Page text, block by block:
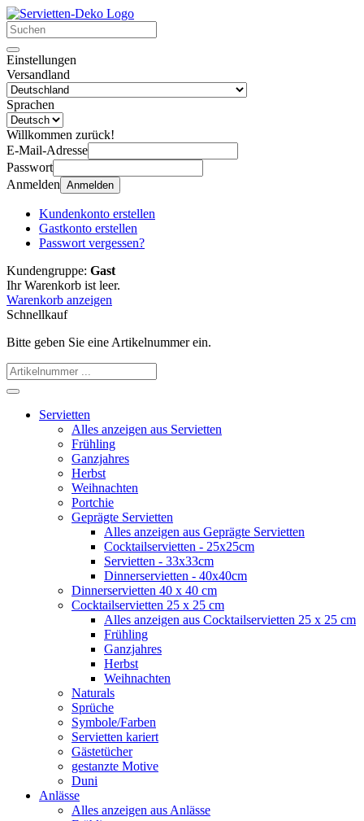
Einstellungen
Versandland
Sprachen
Willkommen zurück!
E-Mail-Adresse
Passwort
Anmelden Anmelden
Kundenkonto erstellen
Gastkonto erstellen
Passwort vergessen?
Kundengruppe: Gast
Ihr Warenkorb ist leer.
Warenkorb anzeigen
Schnellkauf
Bitte geben Sie eine Artikelnummer ein.
Servietten
Alles anzeigen aus Servietten
Frühling
Ganzjahres
Herbst
Weihnachten
Portchie
Geprägte Servietten
Alles anzeigen aus Geprägte Servietten
Cocktailservietten - 25x25cm
Servietten - 33x33cm
Dinnerservietten - 40x40cm
Dinnerservietten 40 x 40 cm
Cocktailservietten 25 x 25 cm
Alles anzeigen aus Cocktailservietten 25 x 25 cm
Frühling
Ganzjahres
Herbst
Weihnachten
Naturals
Sprüche
Symbole/Farben
Servietten kariert
Gästetücher
gestanzte Motive
Duni
Anlässe
Alles anzeigen aus Anlässe